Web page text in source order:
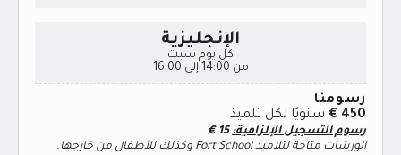
الإنجليزية
كل يوم سبت
من 14:00 إلى 16:00
رسومنا
450 €
سنويًا لكل تلميذ
رسوم التسجيل الإلزامية: 15
€
الورشات متاحة لتلاميذ Fort School وكذلك للأطفال من خارجها.